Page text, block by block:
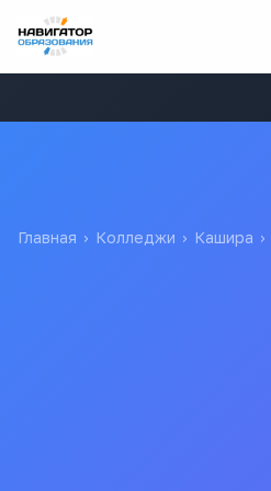
Главная › Колледжи › Кашира ›